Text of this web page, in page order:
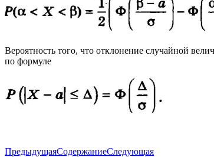
Вероятность того, что отклонение случайной
по формуле
ПредыдущаяСодержаниеСледующая